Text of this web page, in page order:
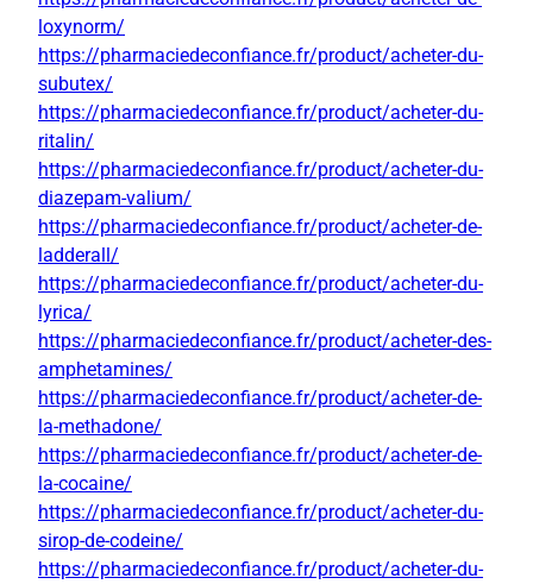
loxynorm/
https://pharmaciedeconfiance.fr/product/acheter-du-
subutex/
https://pharmaciedeconfiance.fr/product/acheter-du-
ritalin/
https://pharmaciedeconfiance.fr/product/acheter-du-
diazepam-valium/
https://pharmaciedeconfiance.fr/product/acheter-de-
ladderall/
https://pharmaciedeconfiance.fr/product/acheter-du-
lyrica/
https://pharmaciedeconfiance.fr/product/acheter-des-
amphetamines/
https://pharmaciedeconfiance.fr/product/acheter-de-
la-methadone/
https://pharmaciedeconfiance.fr/product/acheter-de-
la-cocaine/
https://pharmaciedeconfiance.fr/product/acheter-du-
sirop-de-codeine/
https://pharmaciedeconfiance.fr/product/acheter-du-